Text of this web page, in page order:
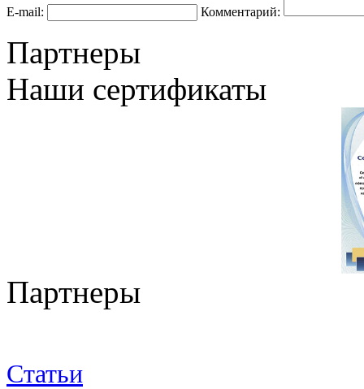
E-mail: Комментарий:
Партнеры
Наши сертификаты
Партнеры
Статьи